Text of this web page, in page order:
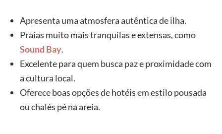
Apresenta uma atmosfera autêntica de ilha.
Praias muito mais tranquilas e extensas, como
Sound Bay.
Excelente para quem busca paz e proximidade com
a cultura local.
Oferece boas opções de hotéis em estilo pousada
ou chalés pé na areia.